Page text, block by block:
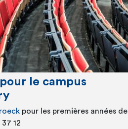
le campus
pour les premières années de
12